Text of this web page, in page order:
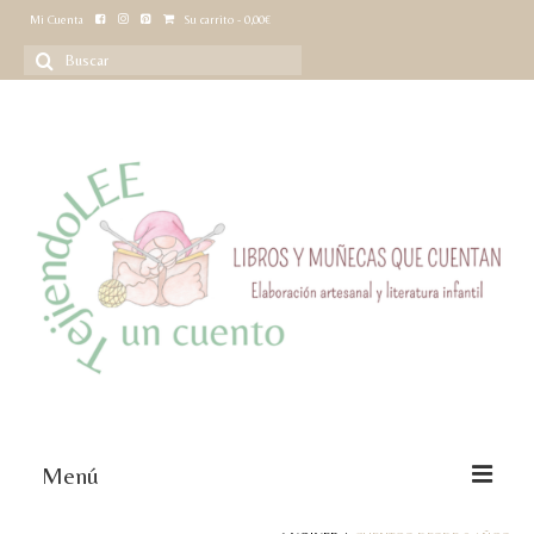
Mi Cuenta Su carrito - 0,00€
Buscar
por:
Menú